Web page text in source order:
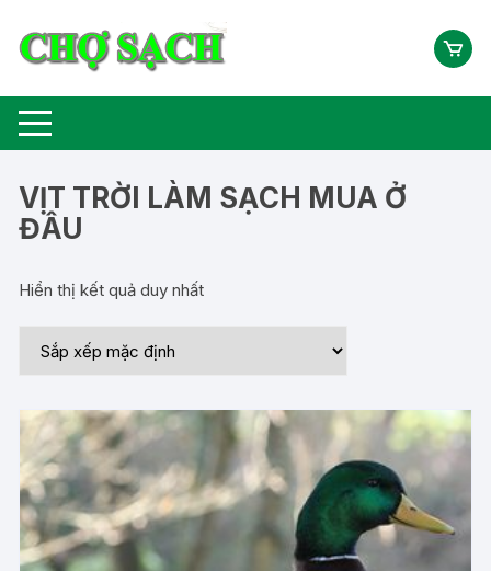
VỊT TRỜI LÀM SẠCH MUA Ở
ĐÂU
Hiển thị kết quả duy nhất